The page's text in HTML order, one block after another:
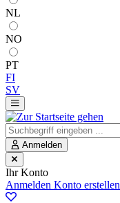
NL
NO
PT
FI
SV
Anmelden
Ihr Konto
Anmelden Konto erstellen